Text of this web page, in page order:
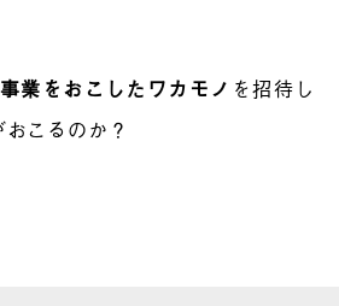
事業をおこしたワカモノ を招待し
こるのか？